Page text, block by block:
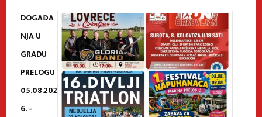
DOGAĐA
NJA U
GRADU
PRELOGU
05.08.202
6. –